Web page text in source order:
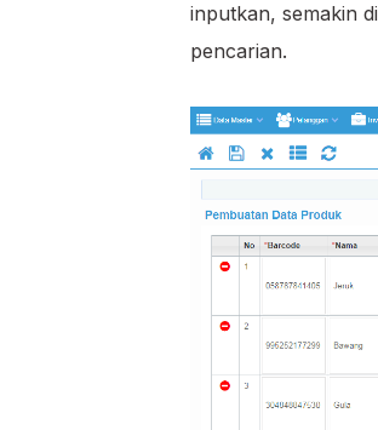
inputkan, semakin
pencarian.